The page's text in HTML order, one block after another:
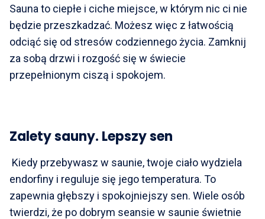
Sauna to ciepłe i ciche miejsce, w którym nic ci nie
będzie przeszkadzać. Możesz więc z łatwością
odciąć się od stresów codziennego życia. Zamknij
za sobą drzwi i rozgość się w świecie
przepełnionym ciszą i spokojem.
Zalety sauny. Lepszy sen
Kiedy przebywasz w saunie, twoje ciało wydziela
endorfiny i reguluje się jego temperatura. To
zapewnia głębszy i spokojniejszy sen. Wiele osób
twierdzi, że po dobrym seansie w saunie świetnie